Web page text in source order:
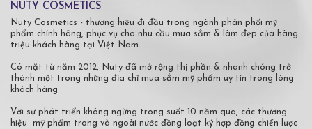
NUTY COSMETICS
Nuty Cosmetics - thương hiệu đi đầu trong ngành phân phối mỹ
phẩm chính hãng, phục vụ cho nhu cầu mua sắm & làm đẹp của hàng
triệu khách hàng tại Việt Nam.
Có mặt từ năm 2012, Nuty đã mở rộng thị phần & nhanh chóng trở
thành một trong những địa chỉ mua sắm mỹ phẩm uy tín trong lòng
khách hàng
Với sự phát triển không ngừng trong suốt 10 năm qua, các thương
hiệu mỹ phẩm trong và ngoài nước đồng loạt ký hợp đồng chiến lược